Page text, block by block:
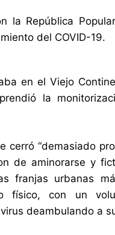
la República
del COVID-19.
en el Viejo
la
“demasiado
de aminorarse y
franjas urbanas
físico, con un
deambulando a